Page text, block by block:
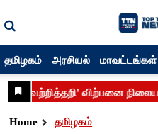
தமிழகம் அரசியல் மாவட்டங்கள்
Home தமிழகம்